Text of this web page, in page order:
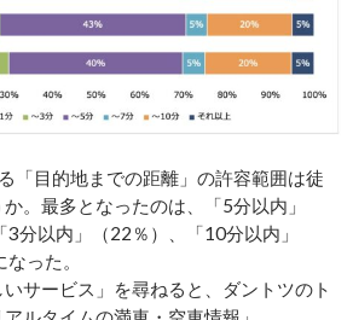
「目的地までの距離」の許容範囲は徒
。最多となったのは、「5分以内」
3分以内」（22％）、「10分以内」
った。
いサービス」を尋ねると、ダントツのト